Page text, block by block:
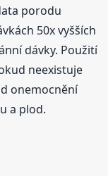
porodu
50x vyšších
dávky. Použití
neexistuje
onemocnění
a plod.